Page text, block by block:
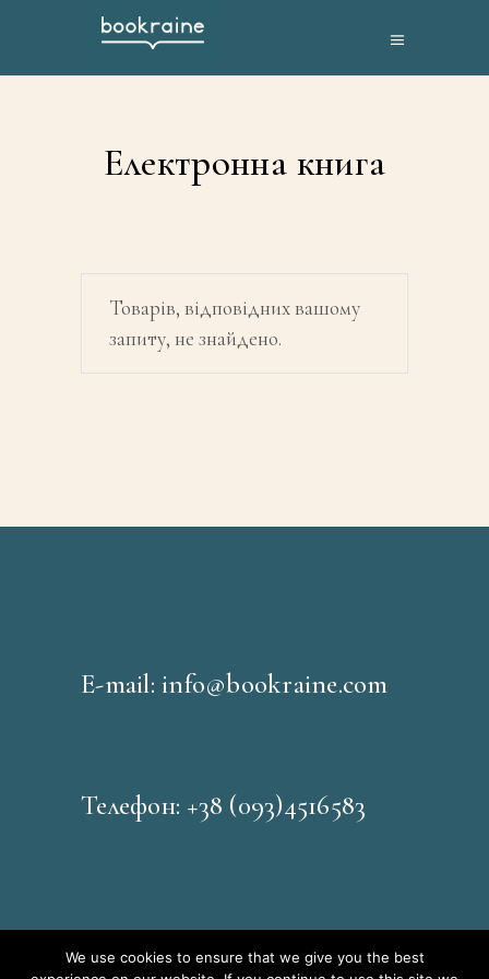
Електронна книга
Товарів, відповідних вашому
запиту, не знайдено.
E-mail: info@bookraine.com
Телефон: +38 (093)4516583
We use cookies to ensure that we give you the best